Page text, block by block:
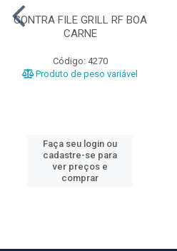
CONTRA FILE GRILL RF BOA
CARNE
Código: 4270
Produto de peso variável
Faça seu login ou
cadastre-se para
ver preços e
comprar